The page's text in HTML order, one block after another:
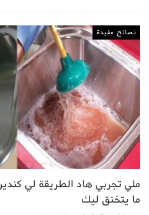
نصائح مفيدة
ملي تجربي هاد الطريقة لي كندير
ما يتخنق ليك